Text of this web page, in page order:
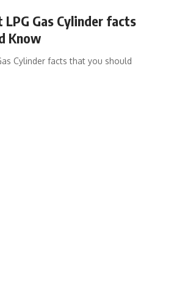
Gas Cylinder facts
Know
Cylinder facts that you should